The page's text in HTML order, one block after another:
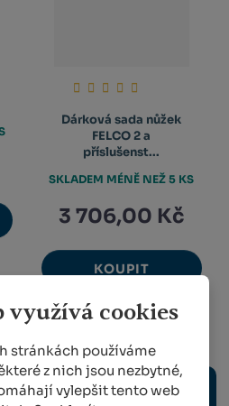
využívá cookies
stránkách používáme
z nich jsou nezbytné,
vylepšit tento web
Dárková sada nůžek
FELCO 2 a
příslušenst...
3 706,00 Kč
KOUPIT
SKLADEM MÉNĚ NEŽ 5 KS